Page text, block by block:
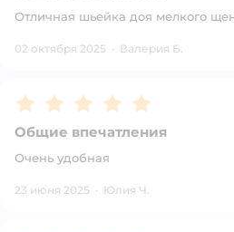
Отличная шьейка доя мелкого
02 октября 2025 · Валерия Б.
Рейтинг:5
Общие впечатления
Очень удобная
23 июня 2025 · Юлия Ч.